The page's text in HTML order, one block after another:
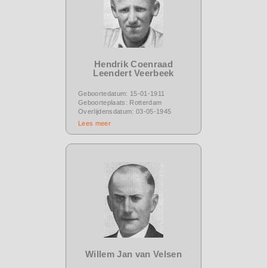
Hendrik Coenraad
Leendert Veerbeek
Geboortedatum: 15-01-1911
Geboorteplaats: Rotterdam
Overlijdensdatum: 03-05-1945
Lees meer
Willem Jan van Velsen